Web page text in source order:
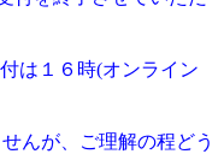
は１６時(オンライン
んが、ご理解の程どう